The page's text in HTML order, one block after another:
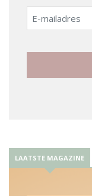
E-
mailadres
LAATSTE MAGAZINE